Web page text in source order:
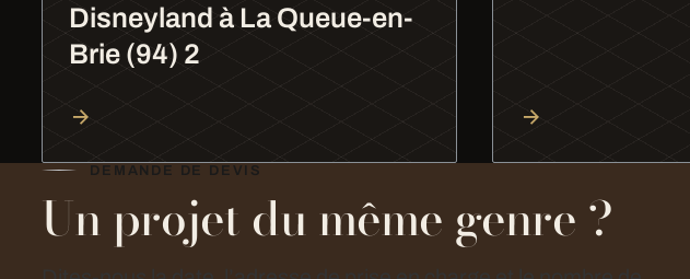
Disneyland à La Queue-en-
Brie (94) 2
DEMANDE DE DEVIS
Un projet du même genre ?